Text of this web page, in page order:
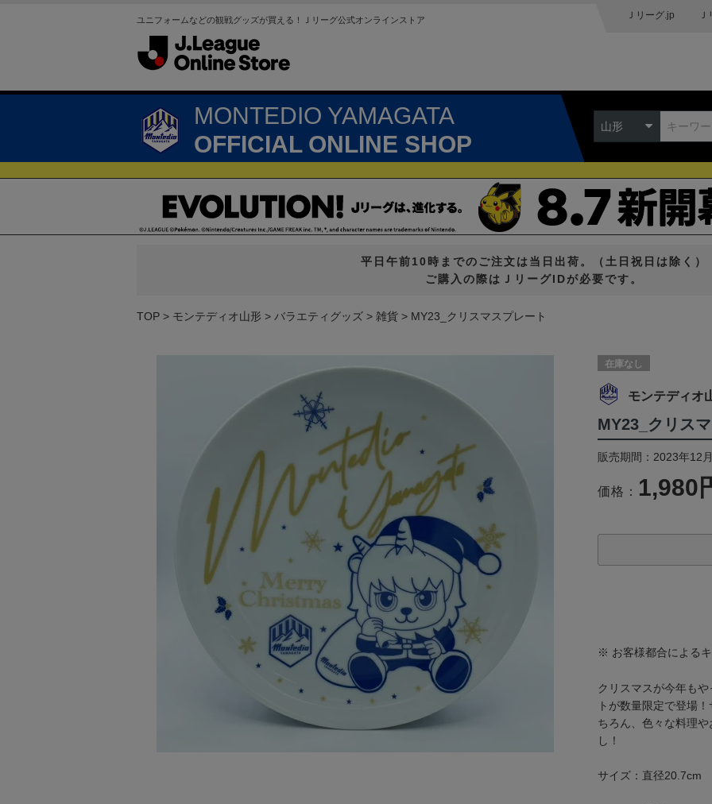
ユニフォームなどの観戦グッズが買える！Ｊリーグ公式オンラインストア Ｊリーグ.jp
MONTEDIO YAMAGATA
OFFICIAL ONLINE SHOP
山形
平日午前10時までのご注文は当日出荷。（土日祝日は除く）
ご購入の際はＪリーグIDが必要です。
TOP モンテディオ山形 バラエティグッズ 雑貨 MY23_クリスマスプレート
在庫なし
モンテディオ
MY23_クリス
販売期間：2023年12
価格： 1,980
※ お客様都合による
クリスマスが今年も
トが数量限定で登場
ちろん、色々な料理
し！
サイズ：直径20.7cm